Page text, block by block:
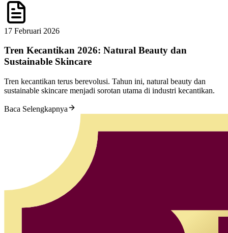
17 Februari 2026
Tren Kecantikan 2026: Natural Beauty dan
Sustainable Skincare
Tren kecantikan terus berevolusi. Tahun ini, natural beauty dan
sustainable skincare menjadi sorotan utama di industri kecantikan.
Baca Selengkapnya